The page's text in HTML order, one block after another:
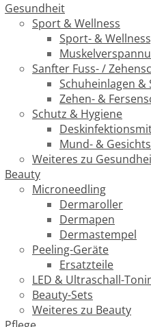
Gesundheit
Sport & Wellness
Sport- &
Sanfter Fuss- /
Schuheinlagen &
Zehen- &
Schutz & Hygiene
Mund- &
Weiteres zu
Beauty
Microneedling
Dermaroller
Dermapen
Dermastempel
Peeling-Geräte
Ersatzteile
LED & Ultraschall-
Beauty-Sets
Weiteres zu Beauty